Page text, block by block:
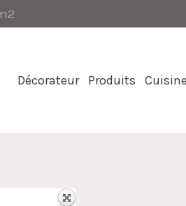
Décorateur Produits